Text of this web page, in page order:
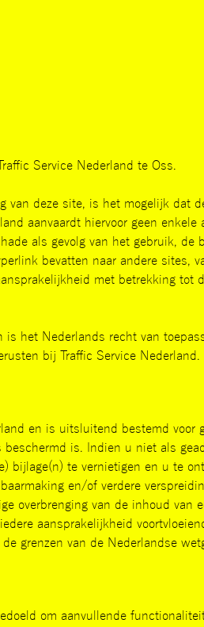
Service Nederland te Oss.
van deze site, is het mogelijk dat
aanvaardt hiervoor geen enkele
als gevolg van het gebruik, de
bevatten naar andere sites,
met betrekking tot
is het Nederlands recht van
bij Traffic Service Nederland.
en is uitsluitend bestemd voor
is. Indien u niet als
bijlage(n) te vernietigen en u te
en/of verdere
overbrenging van de inhoud van
aansprakelijkheid
grenzen van de Nederlandse
om aanvullende